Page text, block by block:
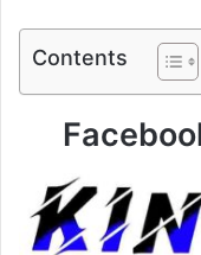
Contents